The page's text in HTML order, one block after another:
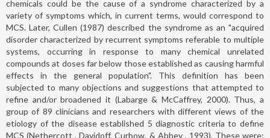
chemicals could be the cause of a syndrome characterized by a
variety of symptoms which, in current terms, would correspond to
MCS. Later, Cullen (1987) described the syndrome as an "acquired
disorder characterized by recurrent symptoms referable to multiple
systems, occurring in response to many chemical unrelated
compounds at doses far below those established as causing harmful
effects in the general population". This definition has been
subjected to many objections and suggestions that attempted to
refine and/or broadened it (Labarge & McCaffrey, 2000). Thus, a
group of 89 clinicians and researchers with different views of the
etiology of the disease established 5 diagnostic criteria to define
MCS (Nethercott , Davidoff, Curbow, & Abbey , 1993). These were: